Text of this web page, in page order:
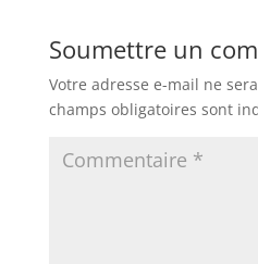
Soumettre un
Votre adresse e-mail ne
champs obligatoires sont